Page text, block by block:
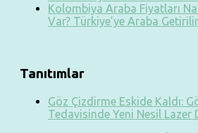
Kolombiya Araba Fiyatları
Var? Türkiye’ye Araba
Tanıtımlar
Göz Çizdirme Eskide Kaldı:
Tedavisinde Yeni Nesil Lazer